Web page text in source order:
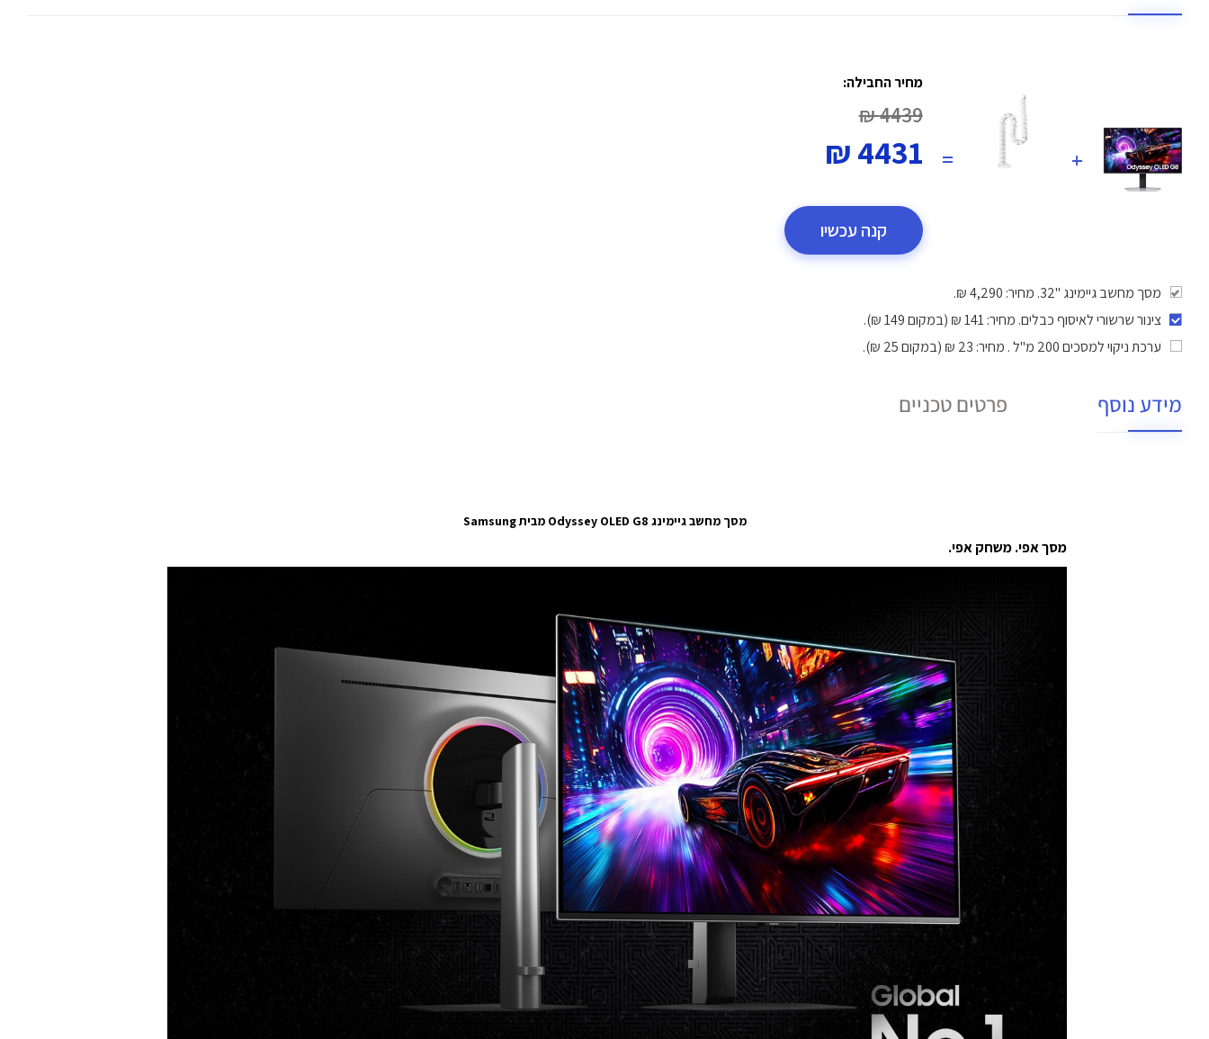
+
=
מחיר החבילה:
4439 ₪
4431 ₪
קנה עכשיו
מסך מחשב גיימינג "32. מחיר: 4,290 ₪.
צינור שרשורי לאיסוף כבלים. מחיר: 141 ₪ (במקום 149 ₪).
ערכת ניקוי למסכים 200 מ"ל
. מחיר: 23 ₪ (במקום 25 ₪).
מידע נוסף פרטים טכניים
מסך מחשב גיימינג Odyssey OLED G8 מבית Samsung
מסך אפי. משחק אפי.